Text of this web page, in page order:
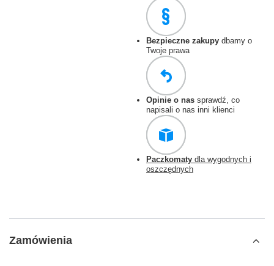
Bezpieczne zakupy dbamy o
Twoje prawa
Opinie o nas sprawdź, co
napisali o nas inni klienci
Paczkomaty dla wygodnych i
oszczędnych
Zamówienia